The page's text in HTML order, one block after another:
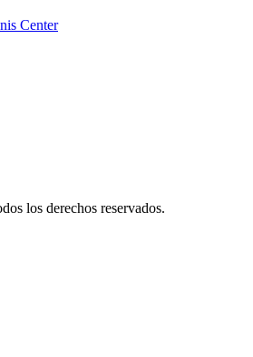
Center
los derechos reservados.